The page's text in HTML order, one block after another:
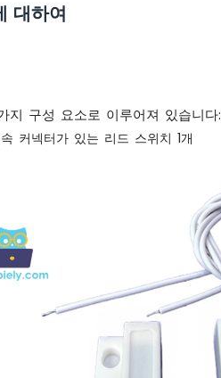
대하여
지 구성 요소로 이루어져 있습니다:
커넥터가 있는 리드 스위치 1개